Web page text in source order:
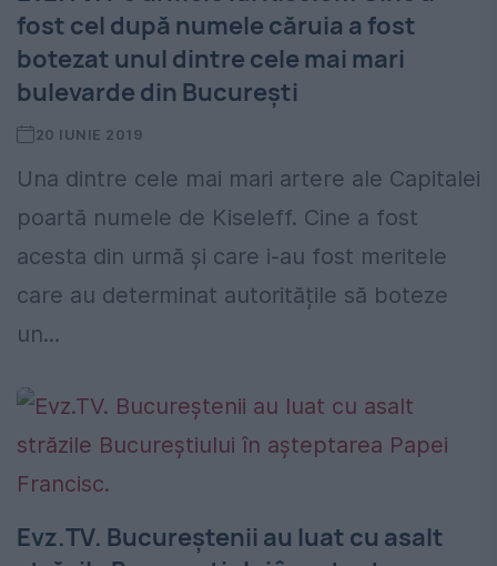
fost cel după numele căruia a fost
botezat unul dintre cele mai mari
bulevarde din București
20 IUNIE 2019
Una dintre cele mai mari artere ale Capitalei
poartă numele de Kiseleff. Cine a fost
acesta din urmă și care i-au fost meritele
care au determinat autoritățile să boteze
un...
Evz.TV. Bucureștenii au luat cu asalt